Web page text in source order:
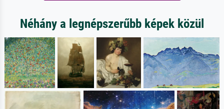
Néhány a legnépszerűbb képek közül